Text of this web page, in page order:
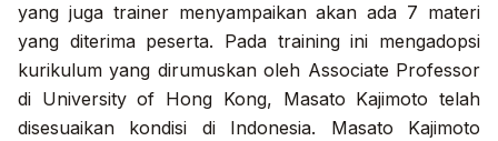
yang juga trainer menyampaikan akan ada 7 materi
yang diterima peserta. Pada training ini mengadopsi
kurikulum yang dirumuskan oleh Associate Professor
di University of Hong Kong, Masato Kajimoto telah
disesuaikan kondisi di Indonesia. Masato Kajimoto